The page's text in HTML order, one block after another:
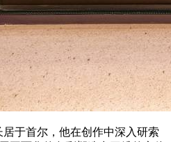
居于首尔，他在创作中深入研索